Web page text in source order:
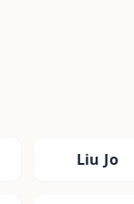
Liu Jo